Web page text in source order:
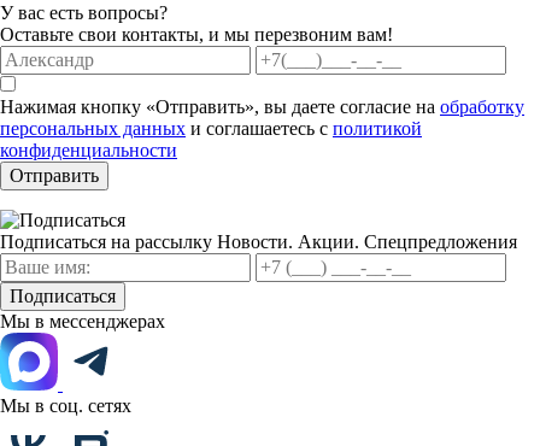
У вас есть вопросы?
Оставьте свои контакты, и мы перезвоним вам!
Нажимая кнопку «Отправить», вы даете согласие на обработку
персональных данных и соглашаетесь с политикой
конфиденциальности
Отправить
Подписаться на рассылку Новости. Акции. Спецпредложения
Подписаться
Мы в мессенджерах
Мы в соц. сетях